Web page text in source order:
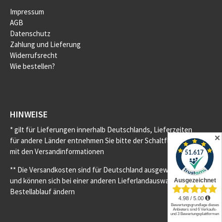
Impressum
AGB
Datenschutz
Zahlung und Lieferung
Widerrufsrecht
Wie bestellen?
HINWEISE
* gilt für Lieferungen innerhalb Deutschlands, Lieferzeiten
für andere Länder entnehmen Sie bitte der Schaltfläche
mit den Versandinformationen
** Die Versandkosten sind für Deutschland ausgewiesen
und können sich bei einer anderen Lieferlandauswahl im
Bestellablauf ändern
✕